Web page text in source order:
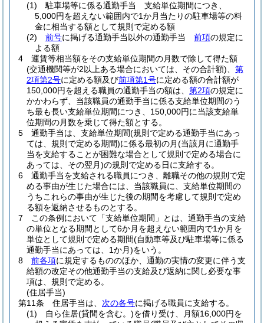
(1)
駐車場等に係る通勤手当 支給単位期間につき、
5,000円を超えない範囲内で1か月当たりの駐車場等の料
金に相当する額として規則で定める額
(2)
前号に掲げる通勤手当以外の通勤手当 前項の規定に
よる額
4
運賃等相当額をその支給単位期間の月数で除して得た額
(交通機関等が2以上ある場合においては、その合計額)
第
2項第2号に定める額及び前項第1号に定める額の合計額が
150,000円を超える職員の通勤手当の額は、 第2項の規定に
かかわらず、当該職員の通勤手当に係る支給単位期間のう
ち最も長い支給単位期間につき、150,000円に当該支給単
位期間の月数を乗じて得た額とする。
5
通勤手当は、支給単位期間(規則で定める通勤手当にあっ
ては、規則で定める期間)に係る最初の月(当該月に通勤手
当を支給することが困難な場合として規則で定める場合に
あっては、その翌月)の規則で定める日に支給する。
6
通勤手当を支給される職員につき、離職その他の規則で定
める事由が生じた場合には、当該職員に、支給単位期間の
うちこれらの事由が生じた後の期間を考慮して規則で定め
る額を返納させるものとする。
7
この条例において「支給単位期間」とは、通勤手当の支給
の単位となる期間として6か月を超えない範囲内で1か月を
単位として規則で定める期間(自動車等及び駐車場等に係る
通勤手当にあっては、1か月)をいう。
8
前各項に規定するもののほか、通勤の実情の変更に伴う支
給額の改定その他通勤手当の支給及び返納に関し必要な事
項は、規則で定める。
(住居手当)
第11条
住居手当は、 次の各号に掲げる職員に支給する。
(1)
自ら住居(貸間を含む。)を借り受け、月額16,000円を